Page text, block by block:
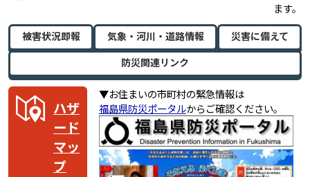
ます。
被害状況即報 気象・河川・ 道路情報
災害に備えて
防災関連リンク
ハザ
ード
マッ
プ
▼お住まいの市町村の緊急情報は
福島県防災ポータルからご確認ください。